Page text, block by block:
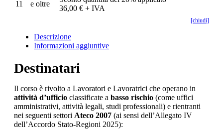
11
e oltre
36,00 € + IVA
[chiudi]
Descrizione
Informazioni aggiuntive
Destinatari
Il corso è rivolto a Lavoratori e Lavoratrici che operano in
attività d’ufficio classificate a basso rischio (come uffici
amministrativi, attività legali, studi professionali) e rientranti
nei seguenti settori Ateco 2007 (ai sensi dell’Allegato IV
dell’Accordo Stato-Regioni 2025):